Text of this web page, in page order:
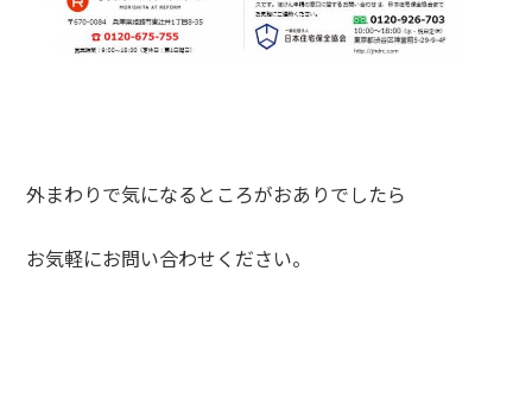
外まわりで気になるところがおありでしたら
お気軽にお問い合わせください。